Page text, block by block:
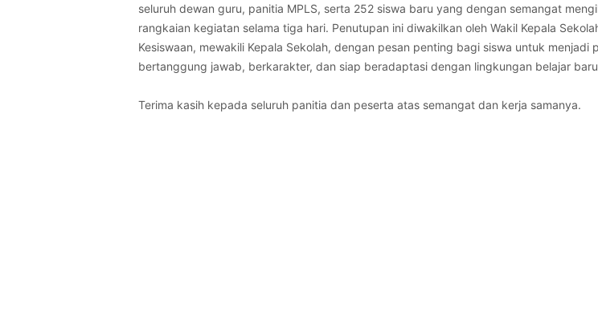
seluruh dewan guru, panitia MPLS, serta 252 siswa baru yang dengan semangat
rangkaian kegiatan selama tiga hari. Penutupan ini diwakilkan oleh Wakil Kepala
Kesiswaan, mewakili Kepala Sekolah, dengan pesan penting bagi siswa untuk menjadi
bertanggung jawab, berkarakter, dan siap beradaptasi dengan lingkungan belajar
Terima kasih kepada seluruh panitia dan peserta atas semangat dan kerja samanya.